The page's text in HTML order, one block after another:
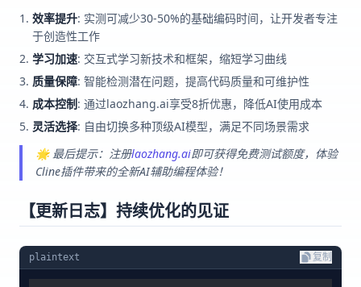
效率提升: 实测可减少30-50%的基础编码时间，让开发者专注
于创造性工作
学习加速: 交互式学习新技术和框架，缩短学习曲线
质量保障: 智能检测潜在问题，提高代码质量和可维护性
成本控制: 通过laozhang.ai享受8折优惠，降低AI使用成本
灵活选择: 自由切换多种顶级AI模型，满足不同场景需求
🌟 最后提示：注册laozhang.ai即可获得免费测试额度，体验
Cline插件带来的全新AI辅助编程体验！
【更新日志】持续优化的见证
plaintext 复制